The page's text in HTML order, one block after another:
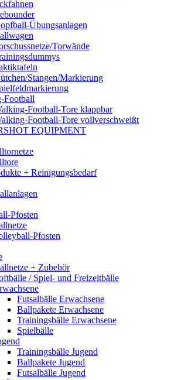
Übungsanlagen
Torwände
Stangen/Markierung
Football
Football-Tore klappbar
Football-Tore vollverschweißt
EQUIPMENT
+ Reinigungsbedarf
Pfosten
Pfosten
+ Zubehör
/ Spiel- und Freizeitbälle
Futsalbälle Erwachsene
Ballpakete Erwachsene
Trainingsbälle Erwachsene
Spielbälle
Trainingsbälle Jugend
Ballpakete Jugend
Futsalbälle Jugend